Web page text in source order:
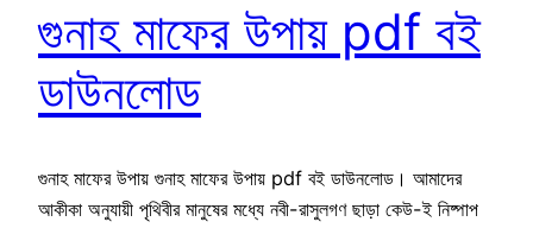
গুনাহ মাফের উপায় pdf বই
ডাউনলোড
গুনাহ মাফের উপায় গুনাহ মাফের উপায় pdf বই ডাউনলোড। আমাদের
আকীকা অনুযায়ী পৃথিবীর মানুষের মধ্যে নবী-রাসুলগণ ছাড়া কেউ-ই নিষ্পাপ